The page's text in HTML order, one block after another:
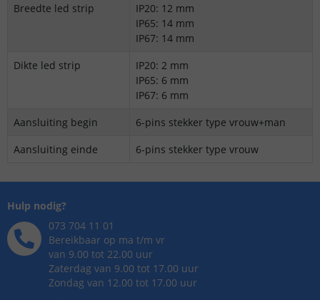
Breedte led strip
IP20: 12 mm
IP65: 14 mm
IP67: 14 mm
Dikte led strip
IP20: 2 mm
IP65: 6 mm
IP67: 6 mm
Aansluiting begin
6-pins stekker type vrouw+man
Aansluiting einde
6-pins stekker type vrouw
Hulp nodig?
073 704 11 01
Bereikbaar op ma t/m vr
van 9.00 tot 22.00 uur
Zaterdag van 9.00 tot 17.00 uur
Zondag van 12.00 tot 17.00 uur